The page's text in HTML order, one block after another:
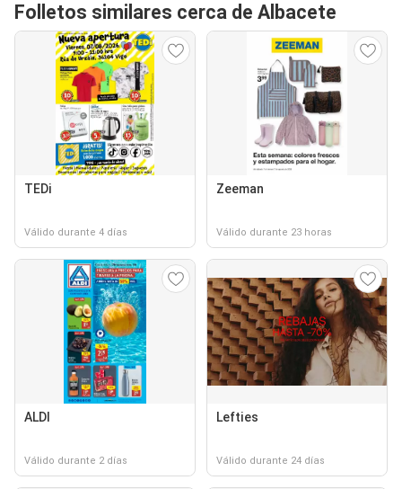
Folletos similares cerca de Albacete
TEDi
Válido durante 4 días
Zeeman
Válido durante 23 horas
ALDI
Válido durante 2 días
Lefties
Válido durante 24 días